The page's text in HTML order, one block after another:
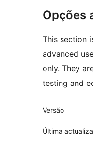
Opções
This section
advanced
only. They
testing and
Versão
Última